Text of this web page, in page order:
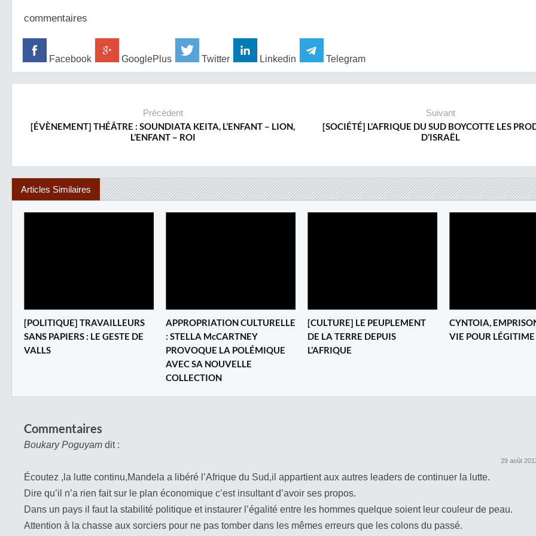
commentaires
Facebook GooglePlus Twitter Linkedin Telegram
Précédent
[ÉVÈNEMENT] THÉÂTRE : SOUNDIATA KEITA, L’ENFANT – LION,
L’ENFANT – ROI
Suivant
[SOCIÉTÉ] L’AFRIQUE DU SUD BOYCOTTE LES
D’ISRAËL
Articles Similaires
[POLITIQUE] TRAVAILLEURS
SANS PAPIERS : LE GESTE DE
VALLS
APPROPRIATION CULTURELLE
: STELLA McCARTNEY
PROVOQUE LA POLÉMIQUE
AVEC SA NOUVELLE
COLLECTION
[CULTURE] LE PEUPLEMENT
DE LA TERRE DEPUIS
L’AFRIQUE
CYNTOIA,
VIE POUR LÉGITIME
Commentaires
Boukary Poguyam dit :
29 août
Écoutez ,la lutte continu,Mandela a libéré l’Afrique du Sud,il appartient aux autres leaders de continuer la lutte.
Dire qu’il n’a rien fait sur le plan économique c’est insultant d’avoir ses propos.
Dans un pays il faut la stabilité politique et instaurer l’égalité entre les hommes quelque soient leur couleur de peau.
Attention à la chasse aux sorciers pour ne pas tomber dans les mêmes erreurs que les colons du passé.